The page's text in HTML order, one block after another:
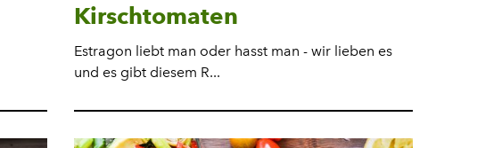
Kirschtomaten
Estragon liebt man oder hasst man - wir lieben es
und es gibt diesem R...